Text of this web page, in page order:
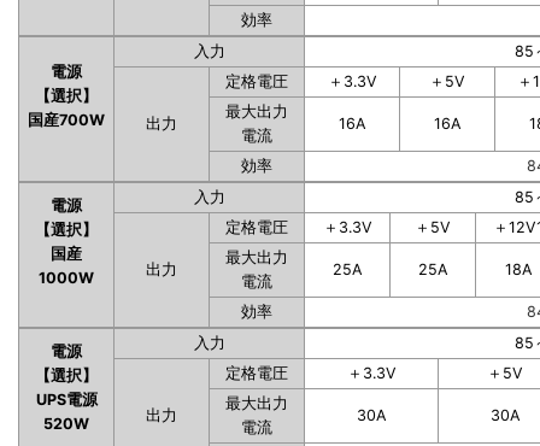
効率
電源
【選択】
国産700W
入力 85
出力
定格電圧 ＋3.3V ＋5V
＋
最大出力
電流
16A 16A
効率
電源
【選択】
国産
1000W
入力 85
出力
定格電圧 ＋3.3V ＋5V
＋
最大出力
電流
25A 25A 18A
効率
電源
【選択】
UPS電源
520W
入力 85
出力
定格電圧 ＋3.3V
＋5V
最大出力
電流
30A 30A